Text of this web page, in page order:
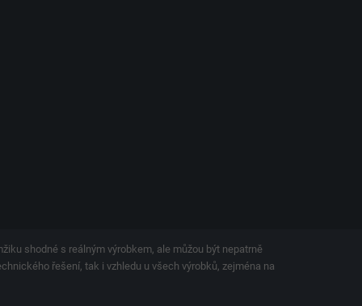
shodné s reálným výrobkem, ale můžou být nepatrně
řešení, tak i vzhledu u všech výrobků, zejména na